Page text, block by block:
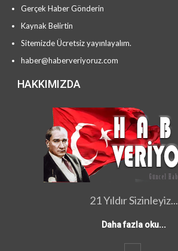
Gerçek Haber Gönderin
Kaynak Belirtin
Sitemizde Ücretsiz yayınlayalım.
haber@haberveriyoruz.com
HAKKIMIZDA
21 Yıldır Sizinleyiz...
Daha fazla oku...